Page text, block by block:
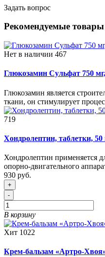
Задать вопрос
Рекомендуемые товары
Нет в наличии 467
Глюкозамин Сульфат 750
Глюкозамин является
ткани, он стимулирует
719
Хондролептин, таблетки,
Хондролептин применяется
опорно-двигательного
930 руб.
+
-
В корзину
Хит 1022
Крем-бальзам «Артро-